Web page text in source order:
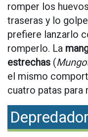
romper los
traseras y lo
prefiere lanzarlo
romperlo. La
estrechas (
el mismo
cuatro patas para